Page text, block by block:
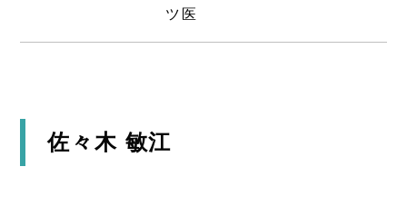
ツ医
佐々木 敏江